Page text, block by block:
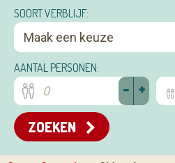
SOORT VERBLIJF:
AANTAL PERSONEN:
+
-
ZOEKEN